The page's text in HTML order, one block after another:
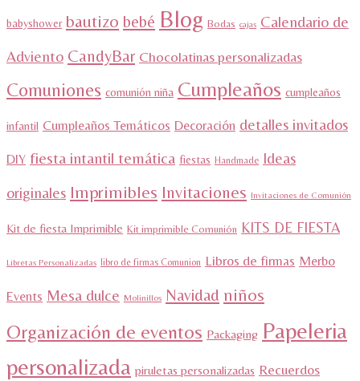
babyshower bautizo bebé Blog Bodas cajas Calendario de
Adviento CandyBar Chocolatinas personalizadas
Comuniones comunión niña Cumpleaños cumpleaños
infantil Cumpleaños Temáticos Decoración detalles invitados
DIY fiesta intantil temática fiestas Handmade Ideas
originales Imprimibles Invitaciones Invitaciones de Comunión
Kit de fiesta Imprimible Kit imprimible Comunión KITS DE FIESTA
Libretas Personalizadas libro de firmas Comunion Libros de firmas Merbo
Events Mesa dulce Molinillos Navidad niños
Organización de eventos Packaging Papeleria
personalizada piruletas personalizadas Recuerdos